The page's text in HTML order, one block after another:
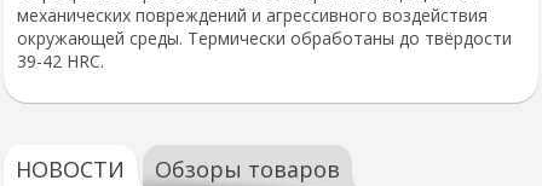
механических повреждений и агрессивного воздействия
окружающей среды. Термически обработаны до твёрдости
39-42 HRC.
НОВОСТИ Обзоры товаров